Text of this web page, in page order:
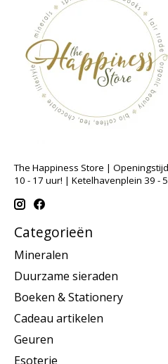
The Happiness Store |
10 - 17 uur! | Ketelhavenplein 39 -
Categorieën
Mineralen
Duurzame sieraden
Boeken & Stationery
Cadeau artikelen
Geuren
Esoterie